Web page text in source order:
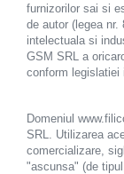
furnizorilor sai si
de autor (legea nr.
intelectuala si
GSM SRL a
conform legislatiei
Domeniul
SRL. Utilizarea
comercializare,
"ascunsa" (de